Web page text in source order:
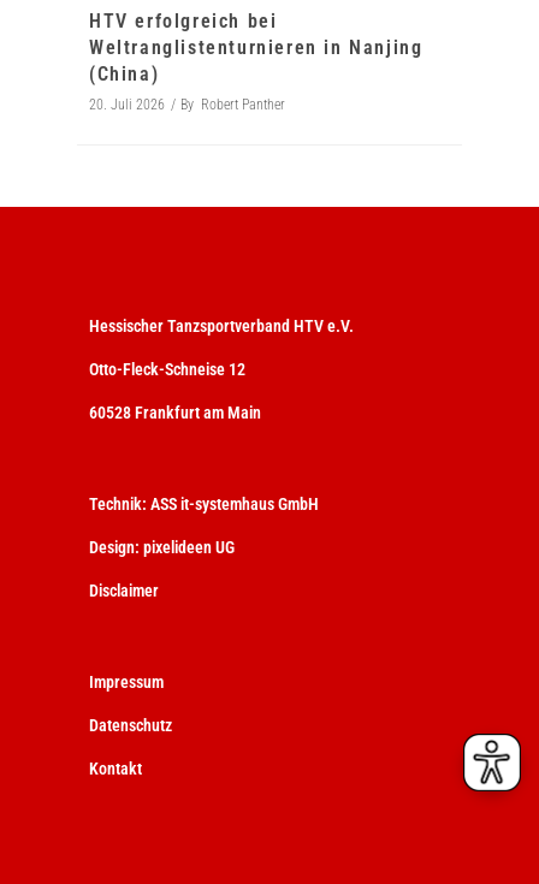
HTV erfolgreich bei
Weltranglistenturnieren in Nanjing
(China)
20. Juli 2026 By Robert Panther
Hessischer Tanzsportverband HTV e.V.
Otto-Fleck-Schneise 12
60528 Frankfurt am Main
Technik: ASS it-systemhaus GmbH
Design: pixelideen UG
Disclaimer
Impressum
Datenschutz
Kontakt